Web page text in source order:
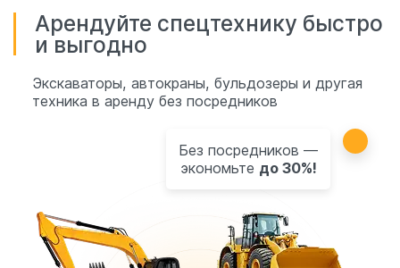
Арендуйте спецтехнику быстро
и выгодно
Экскаваторы, автокраны, бульдозеры и другая
техника в аренду без посредников
Без посредников —
экономьте до 30%!